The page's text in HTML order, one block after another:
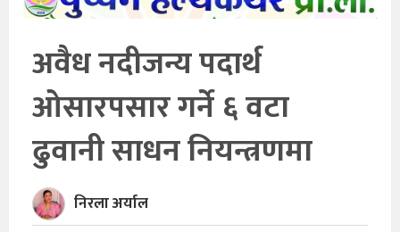
अवैध नदीजन्य पदार्थ
ओसारपसार गर्ने ६ वटा
ढुवानी साधन नियन्त्रणमा
निरला अर्याल